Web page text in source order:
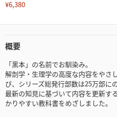
¥6,380
概要
「黒本」の名前でお馴染み。
解剖学・生理学の高度な内容をやさ
び、シリーズ総発行部数は25万部に
最新の知見に基づいて内容を更新す
かりやすい教科書をめざしました。